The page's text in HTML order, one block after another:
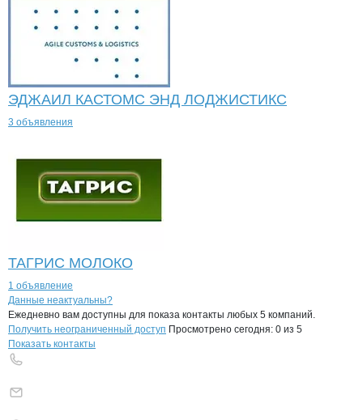
ЭДЖАИЛ КАСТОМС ЭНД ЛОДЖИСТИКС
3 объявления
ТАГРИС МОЛОКО
1 объявление
Контактыкомпании
+7(800)000-00-..
Данные неактуальны?
Ежедневно вам доступны для показа контакты любых 5 компаний.
Получить неограниченный доступ Просмотрено сегодня: 0 из 5
Показать контакты